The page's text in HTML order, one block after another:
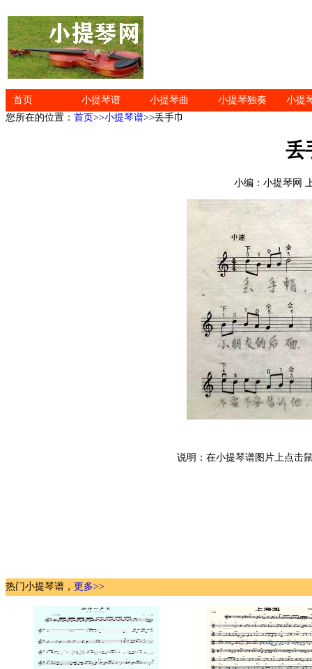
首页 小提琴谱 小提琴曲 小提琴独奏
小提
您所在的位置： 首页>>小提琴谱>>丢手巾
丢
小编：小提琴网
说明：在小提琴谱图片上点击
热门小提琴谱， 更多>>